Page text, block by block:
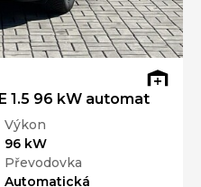
1.5 96 kW automat
Výkon
96 kW
Převodovka
Automatická